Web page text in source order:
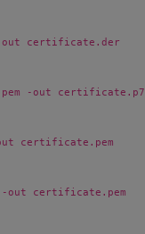
out certificate.der
-out
certificate.pem
out certificate.pem